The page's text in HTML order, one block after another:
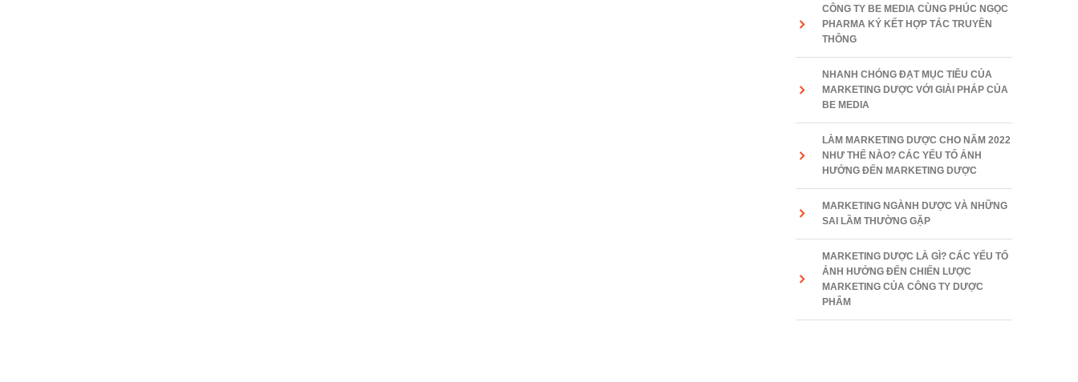
CÔNG TY BE MEDIA CÙNG PHÚC NGỌC
PHARMA KÝ KẾT HỢP TÁC TRUYỀN
THÔNG
NHANH CHÓNG ĐẠT MỤC TIÊU CỦA
MARKETING DƯỢC VỚI GIẢI PHÁP CỦA
BE MEDIA
LÀM MARKETING DƯỢC CHO NĂM 2022
NHƯ THẾ NÀO? CÁC YẾU TỐ ẢNH
HƯỞNG ĐẾN MARKETING DƯỢC
MARKETING NGÀNH DƯỢC VÀ NHỮNG
SAI LẦM THƯỜNG GẶP
MARKETING DƯỢC LÀ GÌ? CÁC YẾU TỐ
ẢNH HƯỞNG ĐẾN CHIẾN LƯỢC
MARKETING CỦA CÔNG TY DƯỢC
PHẨM